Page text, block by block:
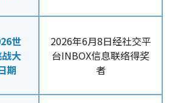
世
大
期
2026年6月8日经社交平
台INBOX信息联络得奖
者